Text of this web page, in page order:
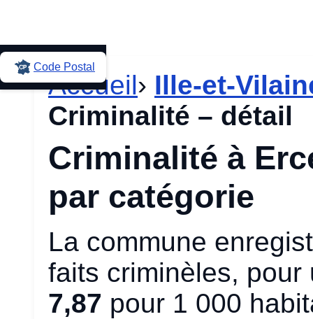
Code Postal
Accueil› Ille-et-
Criminalité – détail
Criminalité à
par catégorie
La commune
faits criminèles,
7,87 pour 1 000